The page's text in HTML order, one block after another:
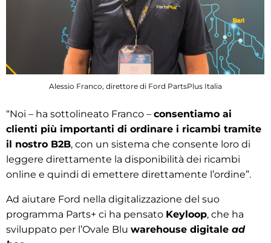
Alessio Franco, direttore di Ford PartsPlus Italia
“Noi – ha sottolineato Franco – consentiamo ai
clienti più importanti di ordinare i ricambi tramite
il nostro B2B, con un sistema che consente loro di
leggere direttamente la disponibilità dei ricambi
online e quindi di emettere direttamente l’ordine”.
Ad aiutare Ford nella digitalizzazione del suo
programma Parts+ ci ha pensato Keyloop, che ha
sviluppato per l’Ovale Blu warehouse digitale ad